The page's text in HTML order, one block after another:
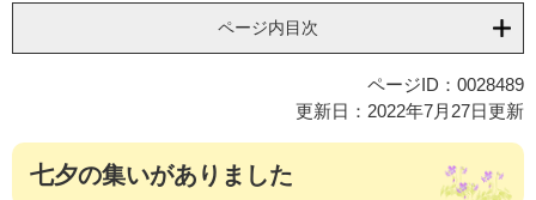
ページ内目次
ページID：0028489
更新日：2022年7月27日更新
七夕の集いがありました